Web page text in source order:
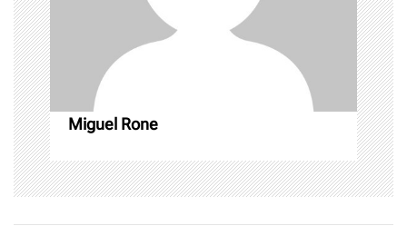
o
n
Miguel Rone